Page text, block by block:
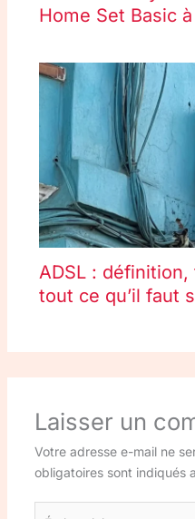
Home Set Basic
ADSL :
tout ce qu’il faut
Laisser un
Votre adresse e-mail ne
obligatoires sont indiqués